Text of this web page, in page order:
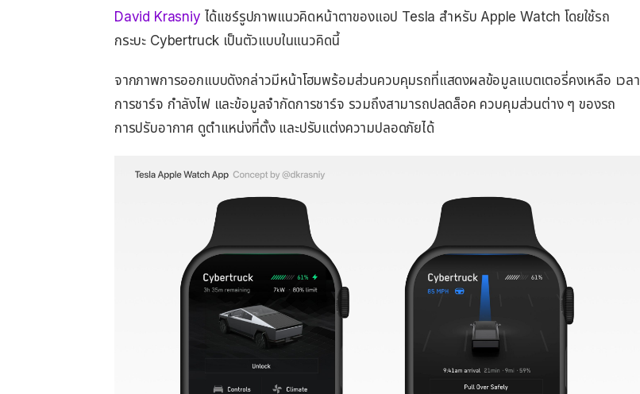
David Krasniy ได้แชร์รูปภาพแนวคิดหน้าตาของแอป Tesla สำหรับ Apple Watch โดยใช้รถ
กระบะ Cybertruck เป็นตัวแบบในแนวคิดนี้
จากภาพการออกแบบดังกล่าวมีหน้าโฮมพร้อมส่วนควบคุมรถที่แสดงผลข้อมูลแบตเตอรี่คงเหลือ เวลา
การชาร์จ กำลังไฟ และข้อมูลจำกัดการชาร์จ รวมถึงสามารถปลดล็อค ควบคุมส่วนต่าง ๆ ของรถ
การปรับอากาศ ดูตำแหน่งที่ตั้ง และปรับแต่งความปลอดภัยได้